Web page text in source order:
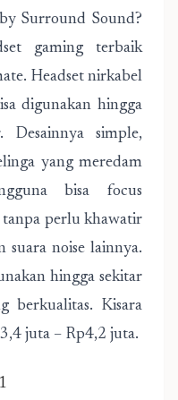
Surround Sound?
gaming terbaik
Headset nirkabel
digunakan hingga
simple,
yang meredam
bisa focus
tanpa perlu khawatir
suara noise lainnya.
hingga sekitar
berkualitas. Kisara
juta – Rp4,2 juta.